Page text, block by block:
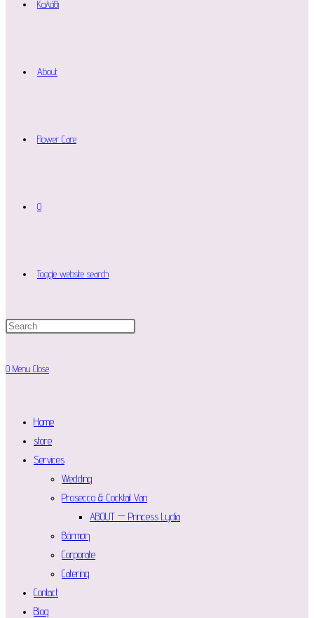
Καλάθι
About
Flower Care
0
Toggle website search
0 Menu Close
Home
store
Services
Wedding
Prosecco & Cocktail Van
ABOUT — Princess Lydia
Βάπτιση
Corporate
Catering
Contact
Blog